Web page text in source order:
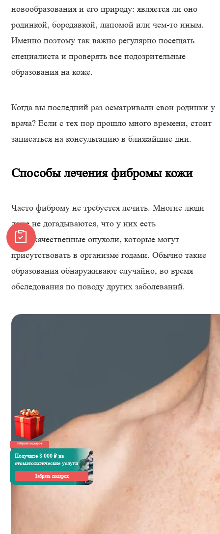
новообразования и его природу: является ли оно
родинкой, бородавкой, липомой или чем-то иным.
Именно поэтому так важно регулярно посещать
специалиста и проверять все подозрительные
образования на коже.
Когда вы последний раз осматривали свои родинки у
врача? Если с тех пор прошло много времени, стоит
записаться на консультацию в ближайшие дни.
Способы лечения фибромы кожи
Часто фиброму не требуется лечить. Многие люди
даже не догадываются, что у них есть
доброкачественные опухоли, которые могут
присутствовать в организме годами. Обычно такие
образования обнаруживают случайно, во время
обследования по поводу других заболеваний.
Забрать подарок
Получите 8 000 ₽ на
стоматологические услуги
Забрать подарок